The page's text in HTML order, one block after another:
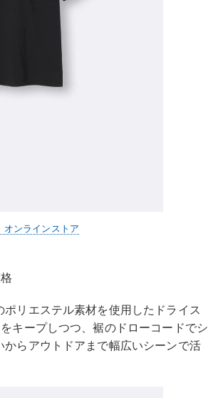
オンラインストア
リエステル素材を使用したドライス
キープしつつ、裾のドローコードでシ
らアウトドアまで幅広いシーンで活